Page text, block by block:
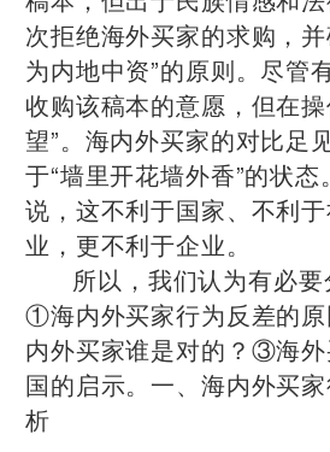
次拒绝海外买家的求购，
为内地中资”的原则。尽管
收购该稿本的意愿，但在
望”。海内外买家的对比足
于“墙里开花墙外香”的状
说，这不利于国家、不利
业，更不利于企业。
所以，我们认为有必要
①海内外买家行为反差的
内外买家谁是对的？③海
国的启示。 一、海内外买
析